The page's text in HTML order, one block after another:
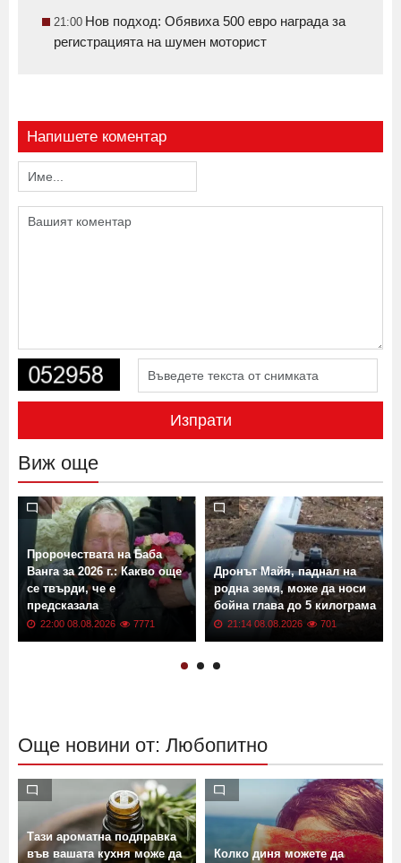
21:00 Нов подход: Обявиха 500 евро награда за
регистрацията на шумен моторист
Напишете коментар
Изпрати
Виж още
Пророчествата на Баба
Ванга за 2026 г.: Какво още
се твърди, че е
предсказала
22:00 08.08.2026 7771
Дронът Майя, паднал на
родна земя, може да носи
бойна глава до 5 килограма
21:14 08.08.2026 701
Още новини от: Любопитно
Тази ароматна подправка
във вашата кухня може да
Колко диня можете да